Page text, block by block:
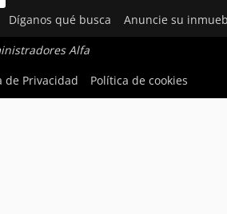
Díganos qué busca Anuncie su
Alfa
de Privacidad Política de cookies